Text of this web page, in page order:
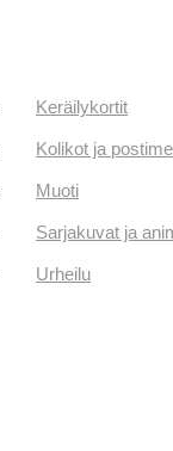
Keräilykortit
Kolikot ja
Muoti
Sarjakuvat ja
Urheilu